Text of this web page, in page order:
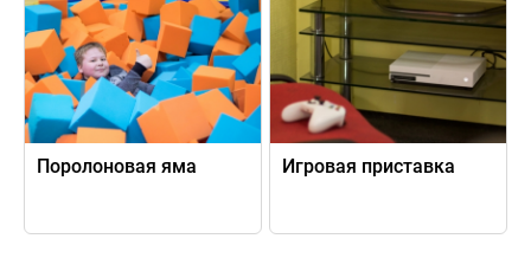
Поролоновая яма Игровая приставка